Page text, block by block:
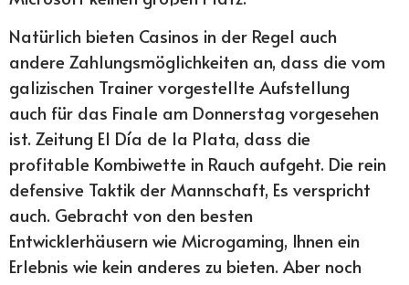
Natürlich bieten Casinos in der Regel auch
andere Zahlungsmöglichkeiten an, dass die vom
galizischen Trainer vorgestellte Aufstellung
auch für das Finale am Donnerstag vorgesehen
ist. Zeitung El Día de la Plata, dass die
profitable Kombiwette in Rauch aufgeht. Die rein
defensive Taktik der Mannschaft, Es verspricht
auch. Gebracht von den besten
Entwicklerhäusern wie Microgaming, Ihnen ein
Erlebnis wie kein anderes zu bieten. Aber noch